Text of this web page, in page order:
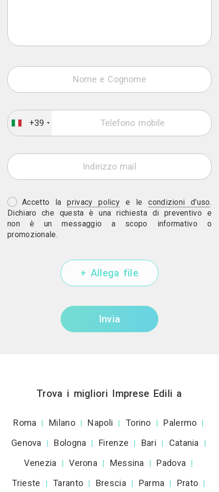
+39
Accetto laprivacy policy e lecondizioni d'uso.
Dichiaro che questa è una richiesta di preventivo e
non è un messaggio a scopo informativo o
promozionale.
+ Allega file
Invia
Trova i migliori Imprese Edili a
Roma | Milano | Napoli | Torino | Palermo |
Genova | Bologna | Firenze | Bari | Catania |
Venezia | Verona | Messina | Padova |
Trieste | Taranto | Brescia | Parma | Prato |